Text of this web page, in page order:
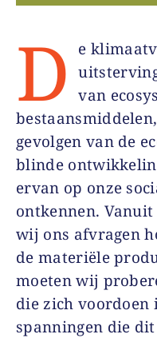
D
e
van
gevolgen van de
blinde
ervan op onze
ontkennen.
wij ons afvragen
de materiële
moeten wij
die zich voordoen
spanningen die